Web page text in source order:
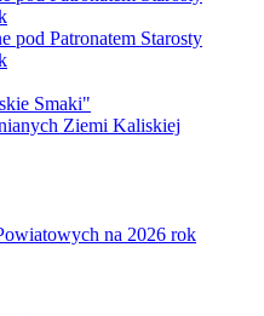
pod Patronatem Starosty
Smaki"
Ziemi Kaliskiej
na 2026 rok